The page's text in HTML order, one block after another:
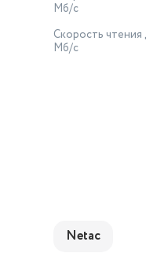
Мб/с
Скорость чтения
Мб/с
Netac